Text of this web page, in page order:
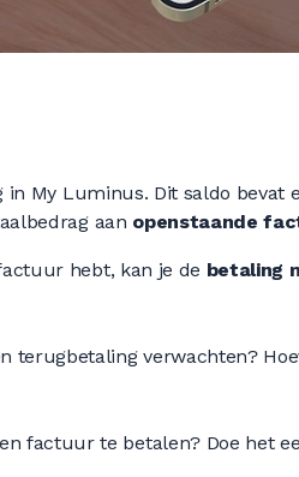
My Luminus. Dit saldo bevat
aan openstaande
hebt, kan je de betaling
terugbetaling verwachten?
factuur te betalen? Doe het